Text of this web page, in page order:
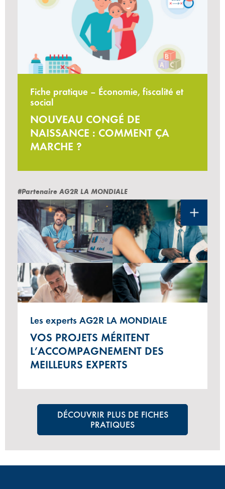
Fiche pratique – Économie, fiscalité et
social
NOUVEAU CONGÉ DE
NAISSANCE : COMMENT ÇA
MARCHE ?
#Partenaire AG2R LA MONDIALE
Les experts AG2R LA MONDIALE
VOS PROJETS MÉRITENT
L’ACCOMPAGNEMENT DES
MEILLEURS EXPERTS
DÉCOUVRIR PLUS DE FICHES
PRATIQUES